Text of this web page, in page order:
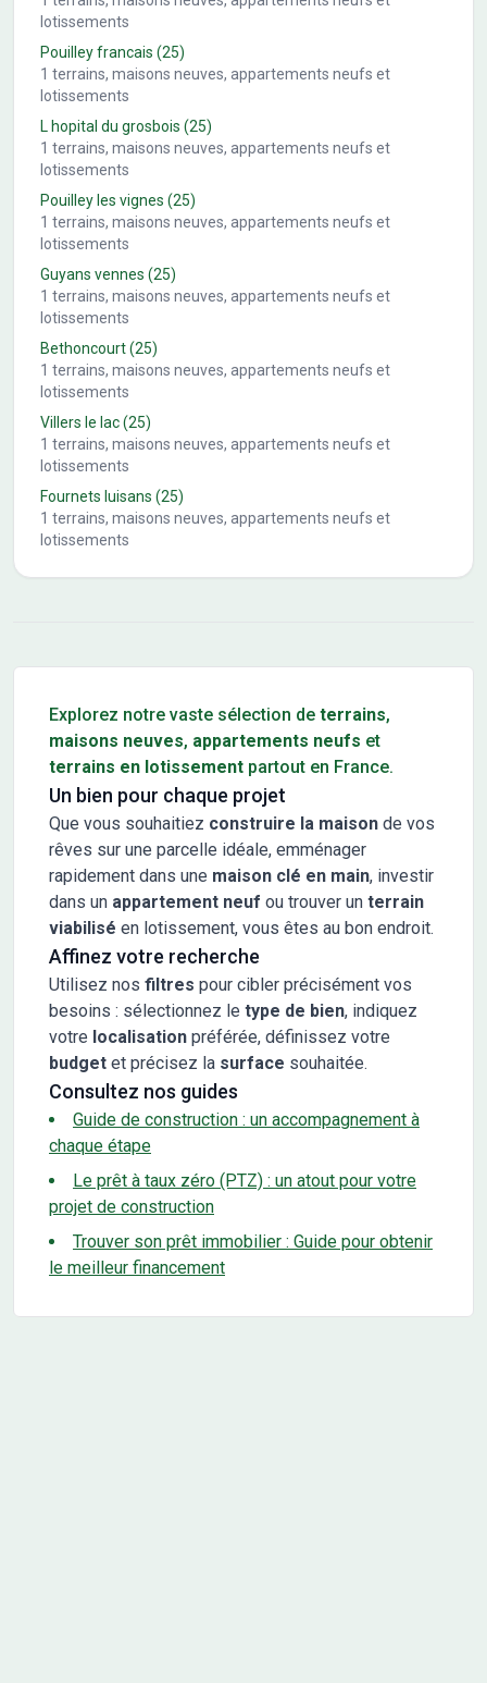
lotissements
Pouilley francais (25)
1 terrains, maisons neuves, appartements neufs et
lotissements
L hopital du grosbois (25)
1 terrains, maisons neuves, appartements neufs et
lotissements
Pouilley les vignes (25)
1 terrains, maisons neuves, appartements neufs et
lotissements
Guyans vennes (25)
1 terrains, maisons neuves, appartements neufs et
lotissements
Bethoncourt(25)
1 terrains, maisons neuves, appartements neufs et
lotissements
Villers le lac(25)
1 terrains, maisons neuves, appartements neufs et
lotissements
Fournets luisans (25)
1 terrains, maisons neuves, appartements neufs et
lotissements
Explorez notre vaste sélection de terrains,
maisons neuves, appartements neufs et
terrains en lotissement partout en France.
Un bien pour chaque projet
Que vous souhaitiez construire la maison de vos
rêves sur une parcelle idéale, emménager
rapidement dans une maison clé en main, investir
dans un appartement neuf ou trouver un terrain
viabilisé en lotissement, vous êtes au bon endroit.
Affinez votre recherche
Utilisez nos filtres pour cibler précisément vos
besoins : sélectionnez le type de bien, indiquez
votre localisation préférée, définissez votre
budget et précisez la surface souhaitée.
Consultez nos guides
Guide de construction : un accompagnement à
chaque étape
Le prêt à taux zéro (PTZ) : un atout pour votre
projet de construction
Trouver son prêt immobilier : Guide pour obtenir
le meilleur financement